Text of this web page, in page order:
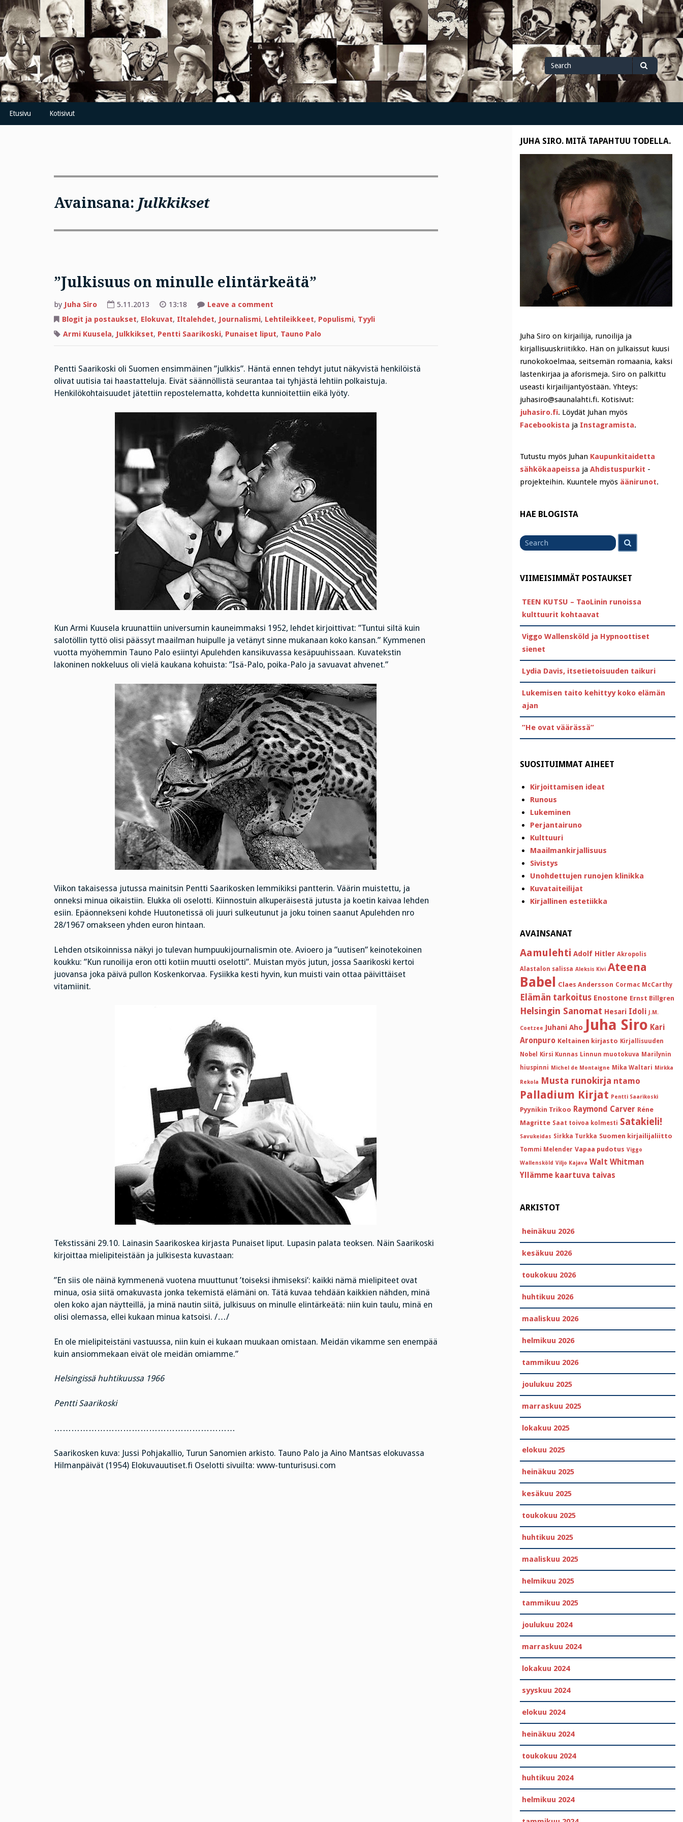
Skip
to
content
Search
for
Search
Etusivu Kotisivut
Avainsana: Julkkikset
”Julkisuus on minulle elintärkeätä”
by Juha Siro 5.11.2013 13:18 Leave a commenton
on
elintärkeätä”
Blogit ja postaukset, Elokuvat, Iltalehdet, Journalismi, Lehtileikkeet, Populismi, Tyyli
Armi Kuusela, Julkkikset, Pentti Saarikoski, Punaiset liput, Tauno Palo
Pentti Saarikoski oli Suomen ensimmäinen ”julkkis”. Häntä ennen tehdyt jutut näkyvistä henkilöistä
olivat uutisia tai haastatteluja. Eivät säännöllistä seurantaa tai tyhjästä lehtiin polkaistuja.
Henkilökohtaisuudet jätettiin repostelematta, kohdetta kunnioitettiin eikä lyöty.
Kun Armi Kuusela kruunattiin universumin kauneimmaksi 1952, lehdet kirjoittivat: ”Tuntui siltä kuin
salotöllin tyttö olisi päässyt maailman huipulle ja vetänyt sinne mukanaan koko kansan.” Kymmenen
vuotta myöhemmin Tauno Palo esiintyi Apulehden kansikuvassa kesäpuuhissaan. Kuvatekstin
lakoninen nokkeluus oli vielä kaukana kohuista: ”Isä-Palo, poika-Palo ja savuavat ahvenet.”
Viikon takaisessa jutussa mainitsin Pentti Saarikosken lemmikiksi pantterin. Väärin muistettu, ja
onneksi minua oikaistiin. Elukka oli oselotti. Kiinnostuin alkuperäisestä jutusta ja koetin kaivaa lehden
esiin. Epäonnekseni kohde Huutonetissä oli juuri sulkeutunut ja joku toinen saanut Apulehden nro
28/1967 omakseen yhden euron hintaan.
Lehden otsikoinnissa näkyi jo tulevan humpuukijournalismin ote. Avioero ja ”uutisen” keinotekoinen
koukku: ”Kun runoilija eron otti kotiin muutti oselotti”. Muistan myös jutun, jossa Saarikoski kertoi
juovansa joka päivä pullon Koskenkorvaa. Fysiikka kesti hyvin, kun muisti vain ottaa päivittäiset
vitamiinit.
Tekstissäni 29.10. Lainasin Saarikoskea kirjasta Punaiset liput. Lupasin palata teoksen. Näin Saarikoski
kirjoittaa mielipiteistään ja julkisesta kuvastaan:
”En siis ole näinä kymmenenä vuotena muuttunut ’toiseksi ihmiseksi’: kaikki nämä mielipiteet ovat
minua, osia siitä omakuvasta jonka tekemistä elämäni on. Tätä kuvaa tehdään kaikkien nähden, minä
olen koko ajan näytteillä, ja minä nautin siitä, julkisuus on minulle elintärkeätä: niin kuin taulu, minä en
olisi olemassa, ellei kukaan minua katsoisi. /…/
En ole mielipiteistäni vastuussa, niin kuin ei kukaan muukaan omistaan. Meidän vikamme sen enempää
kuin ansiommekaan eivät ole meidän omiamme.”
Helsingissä huhtikuussa 1966
Pentti Saarikoski
………………………………………………………
Saarikosken kuva: Jussi Pohjakallio, Turun Sanomien arkisto. Tauno Palo ja Aino Mantsas elokuvassa
Hilmanpäivät (1954) Elokuvauutiset.fi Oselotti sivuilta: www-tunturisusi.com
JUHA SIRO. MITÄ TAPAHTUU TODELLA.
Juha Siro on kirjailija, runoilija ja
kirjallisuuskriitikko. Hän on julkaissut kuusi
runokokoelmaa, seitsemän romaania, kaksi
lastenkirjaa ja aforismeja. Siro on palkittu
useasti kirjailijantyöstään. Yhteys:
juhasiro@saunalahti.fi. Kotisivut:
juhasiro.fi. Löydät Juhan myös
Facebookista ja Instagramista.
Tutustu myös Juhan Kaupunkitaidetta
sähkökaapeissa ja Ahdistuspurkit -
projekteihin. Kuuntele myös äänirunot.
HAE BLOGISTA
for
VIIMEISIMMÄT POSTAUKSET
TEEN KUTSU – TaoLinin runoissa
kulttuurit kohtaavat
Viggo Wallensköld ja Hypnoottiset
sienet
Lydia Davis, itsetietoisuuden taikuri
Lukemisen taito kehittyy koko elämän
ajan
”He ovat väärässä”
SUOSITUIMMAT AIHEET
Kirjoittamisen ideat
Runous
Lukeminen
Perjantairuno
Kulttuuri
Maailmankirjallisuus
Sivistys
Unohdettujen runojen klinikka
Kuvataiteilijat
Kirjallinen estetiikka
AVAINSANAT
Aamulehti Adolf Hitler Akropolis
Alastalon salissa Aleksis Kivi Ateena
Babel Claes Andersson Cormac McCarthy
Elämän tarkoitus Enostone Ernst Billgren
Helsingin Sanomat Hesari Idoli J.M.
Coetzee Juhani Aho Juha Siro Kari
Aronpuro Keltainen kirjasto Kirjallisuuden
Nobel
Kirsi Kunnas Linnun muotokuva Marilynin
hiuspinni Michel de Montaigne Mika Waltari Mirkka
Rekola Musta runokirja ntamo
Palladium Kirjat Pentti Saarikoski
Pyynikin Trikoo Raymond Carver Réne
Magritte Saat toivoa kolmesti Satakieli!
Savukeidas Sirkka Turkka Suomen kirjailijaliitto
Tommi Melender Vapaa pudotus Viggo
Wallensköld Viljo Kajava Walt Whitman
Yllämme kaartuva taivas
ARKISTOT
heinäkuu 2026
kesäkuu 2026
toukokuu 2026
huhtikuu 2026
maaliskuu 2026
helmikuu 2026
tammikuu 2026
joulukuu 2025
marraskuu 2025
lokakuu 2025
elokuu 2025
heinäkuu 2025
kesäkuu 2025
toukokuu 2025
huhtikuu 2025
maaliskuu 2025
helmikuu 2025
tammikuu 2025
joulukuu 2024
marraskuu 2024
lokakuu 2024
syyskuu 2024
elokuu 2024
heinäkuu 2024
toukokuu 2024
huhtikuu 2024
helmikuu 2024